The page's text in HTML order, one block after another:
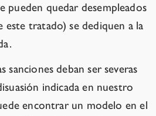
pueden quedar desempleados
este tratado) se dediquen a la
sanciones deban ser severas
indicada en nuestro
encontrar un modelo en el